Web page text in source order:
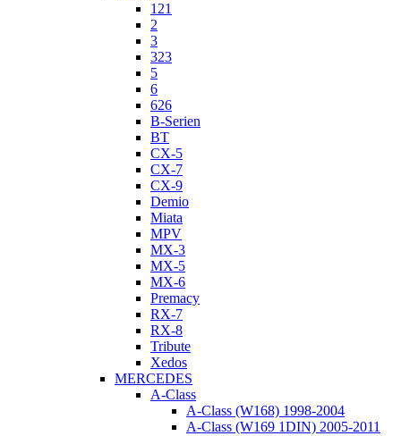
121
2
3
323
5
6
626
B-Serien
BT
CX-5
CX-7
CX-9
Demio
Miata
MPV
MX-3
MX-5
MX-6
Premacy
RX-7
RX-8
Tribute
Xedos
MERCEDES
A-Class
A-Class (W168) 1998-2004
A-Class (W169 1DIN) 2005-2011